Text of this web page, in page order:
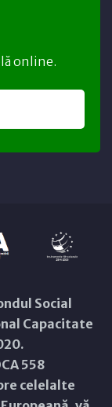
online.
Social
Capacitate
558
celelalte